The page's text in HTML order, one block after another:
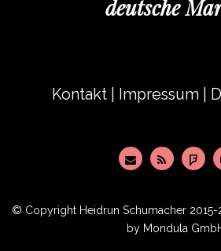
deutsche
Kontakt Impressum
© Copyright Heidrun Schumacher
by Mondula